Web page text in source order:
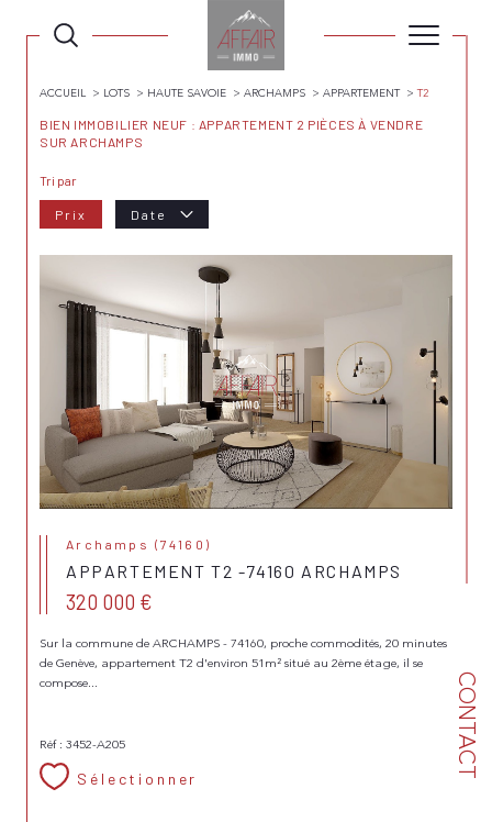
CONTACT
ACCUEIL LOTS HAUTE SAVOIE ARCHAMPS APPARTEMENT T2
BIEN IMMOBILIER NEUF : APPARTEMENT 2 PIÈCES À VENDRE
SUR ARCHAMPS
Tri par
Prix Date
Archamps (74160)
APPARTEMENT T2 -74160 ARCHAMPS
320 000 €
Sur la commune de ARCHAMPS - 74160, proche commodités, 20 minutes
de Genève, appartement T2 d'environ 51m² situé au 2ème étage, il se
compose...
Réf : 3452-A205
Sélectionner